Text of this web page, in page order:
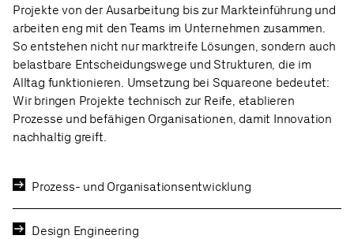
Projekte von der Ausarbeitung bis zur Markteinführung und
arbeiten eng mit den Teams im Unternehmen zusammen.
So entstehen nicht nur marktreife Lösungen, sondern auch
belastbare Entscheidungswege und Strukturen, die im
Alltag funktionieren. Umsetzung bei Squareone bedeutet:
Wir bringen Projekte technisch zur Reife, etablieren
Prozesse und befähigen Organisationen, damit Innovation
nachhaltig greift.
Prozess- und Organisationsentwicklung
Design Engineering